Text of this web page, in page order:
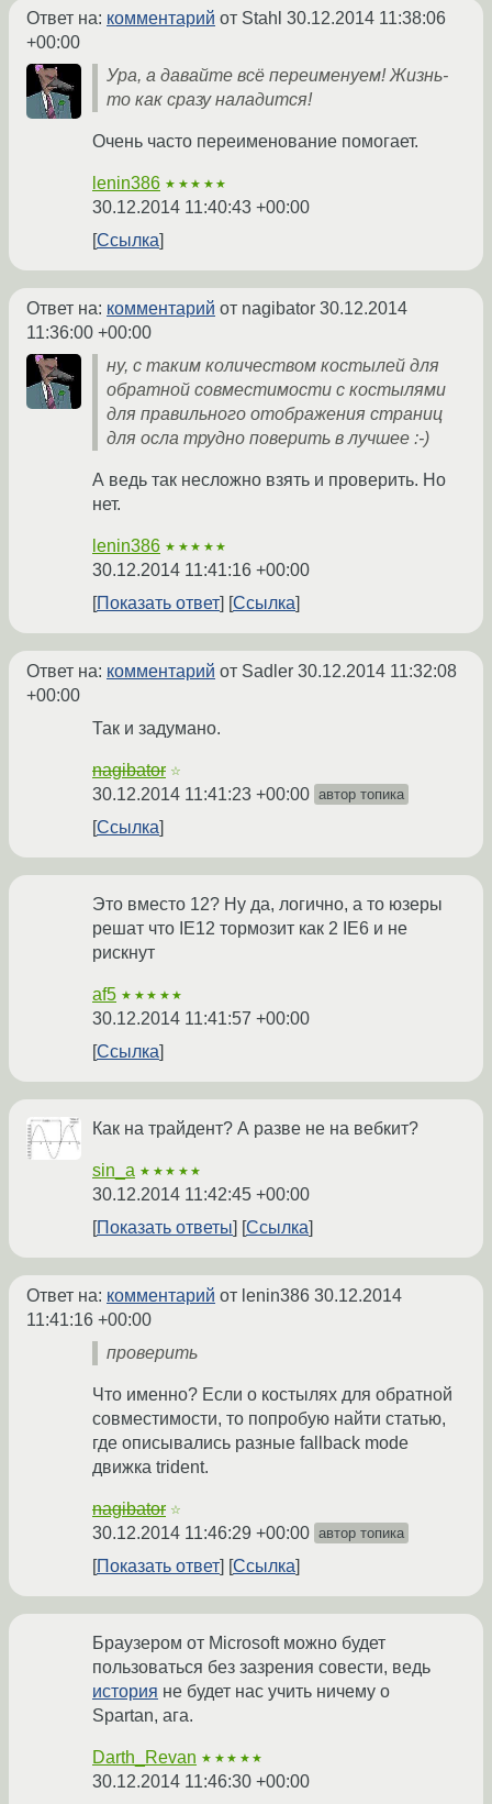
Ответ на: комментарий от Stahl 30.12.2014 11:38:06
+00:00
Ура, а давайте всё переименуем! Жизнь-
то как сразу наладится!
Очень часто переименование помогает.
lenin386 ★★★★★
30.12.2014 11:40:43 +00:00
Ссылка
Ответ на: комментарий от nagibator 30.12.2014
11:36:00 +00:00
ну, с таким количеством костылей для
обратной совместимости с костылями
для правильного отображения страниц
для осла трудно поверить в лучшее :-)
А ведь так несложно взять и проверить. Но
нет.
lenin386 ★★★★★
30.12.2014 11:41:16 +00:00
Показать ответ
Ссылка
Ответ на: комментарий от Sadler 30.12.2014 11:32:08
+00:00
Так и задумано.
nagibator ☆
30.12.2014 11:41:23 +00:00 автор топика
Ссылка
Это вместо 12? Ну да, логично, а то юзеры
решат что IE12 тормозит как 2 IE6 и не
рискнут
af5 ★★★★★
30.12.2014 11:41:57 +00:00
Ссылка
Как на трайдент? А разве не на вебкит?
sin_a ★★★★★
30.12.2014 11:42:45 +00:00
Показать ответы
Ссылка
Ответ на: комментарий от lenin386 30.12.2014
11:41:16 +00:00
проверить
Что именно? Если о костылях для обратной
совместимости, то попробую найти статью,
где описывались разные fallback mode
движка trident.
nagibator ☆
30.12.2014 11:46:29 +00:00 автор топика
Показать ответ Ссылка
Браузером от Microsoft можно будет
пользоваться без зазрения совести, ведь
история не будет нас учить ничему о
Spartan, ага.
Darth_Revan ★★★★★
30.12.2014 11:46:30 +00:00